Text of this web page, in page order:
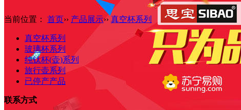
当前位置： 首页›› 产品展示››真空杯系列
真空杯系列
玻璃杯系列
纯钛杯(壶)系列
旅行壶系列
已停产产品
联系方式